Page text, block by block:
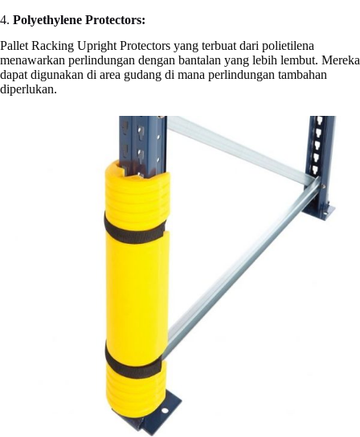
4. Polyethylene Protectors:
Pallet Racking Upright Protectors yang terbuat dari polietilena
menawarkan perlindungan dengan bantalan yang lebih lembut. Mereka
dapat digunakan di area gudang di mana perlindungan tambahan
diperlukan.